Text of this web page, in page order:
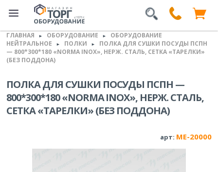
ГЛАВНАЯ ► ОБОРУДОВАНИЕ ►
ОБОРУДОВАНИЕ
НЕЙТРАЛЬНОЕ
► ПОЛКИ ►
ПОЛКА ДЛЯ СУШКИ ПОСУДЫ ПСПН
— 800*300*180 «NORMA INOX», НЕРЖ. СТАЛЬ, СЕТКА «ТАРЕЛКИ»
(БЕЗ ПОДДОНА)
ПОЛКА ДЛЯ СУШКИ ПОСУДЫ ПСПН —
800*300*180 «NORMA INOX», НЕРЖ. СТАЛЬ,
СЕТКА «ТАРЕЛКИ» (БЕЗ ПОДДОНА)
арт: ME-20000